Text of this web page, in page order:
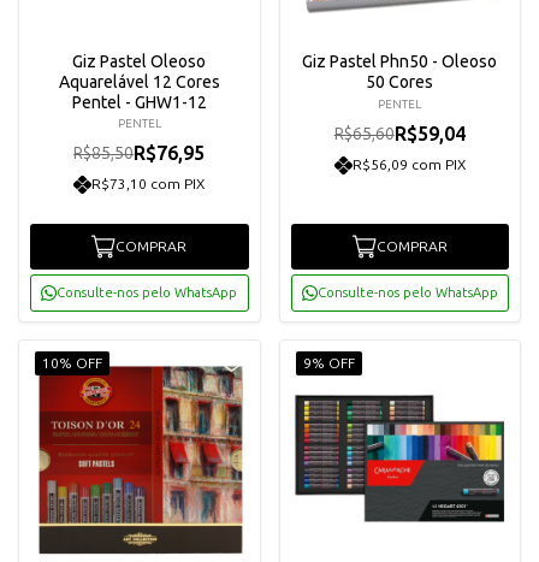
Giz Pastel Oleoso
Aquarelável 12 Cores
Pentel - GHW1-12
PENTEL
R$85,50R$76,95
R$73,10 com PIX
COMPRAR
Consulte-nos pelo WhatsApp
Giz Pastel Phn50 - Oleoso
50 Cores
PENTEL
R$65,60R$59,04
R$56,09 com PIX
COMPRAR
Consulte-nos pelo WhatsApp
10% OFF 9% OFF